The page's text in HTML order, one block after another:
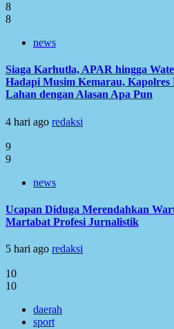
8
8
news
Siaga Karhutla, APAR hingga
Hadapi Musim Kemarau,
Lahan dengan Alasan Apa Pun
4 hari ago redaksi
9
9
news
Ucapan Diduga Merendahkan
Martabat Profesi Jurnalistik
5 hari ago redaksi
10
10
daerah
sport